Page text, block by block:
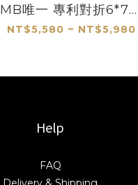
MB唯一 專利對折6*7哈
比天幕
NT$5,580 ~ NT$5,980
Help
FAQ